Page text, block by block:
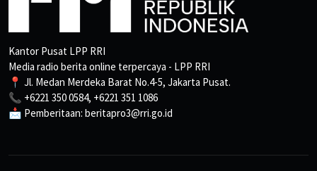
Kantor Pusat LPP RRI
Media radio berita online terpercaya - LPP RRI
📍 Jl. Medan Merdeka Barat No.4-5, Jakarta Pusat.
📞 +6221 350 0584, +6221 351 1086
📩 Pemberitaan: beritapro3@rri.go.id